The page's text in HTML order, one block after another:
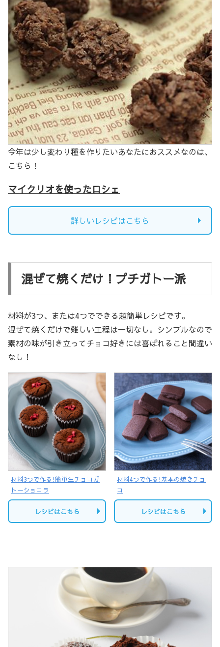
今年は少し変わり種を作りたいあなたにおススメなのは、
こちら！
マイクリオを使ったロシェ
詳しいレシピはこちら
混ぜて焼くだけ！プチガトー派
材料が3つ、または4つでできる超簡単レシピです。
混ぜて焼くだけで難しい工程は一切なし。シンプルなので
素材の味が引き立ってチョコ好きには喜ばれること間違い
なし！
材料3つで作る!簡単生チョコガ
トーショコラ
レシピはこちら
材料4つで作る!基本の焼きチョ
コ
レシピはこちら